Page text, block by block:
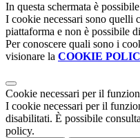
In questa schermata è
I cookie necessari sono quelli
piattaforma e non è possibile
Per conoscere quali sono i
visionare la COOKIE
Cookie necessari per il
I cookie necessari per il
disabilitati. È possibile
policy.